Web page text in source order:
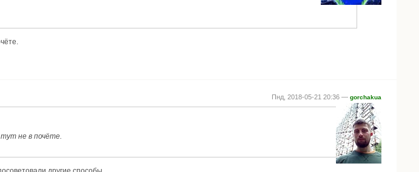
Пнд, 2018-05-21 20:36 — gorchakua
не в почёте.